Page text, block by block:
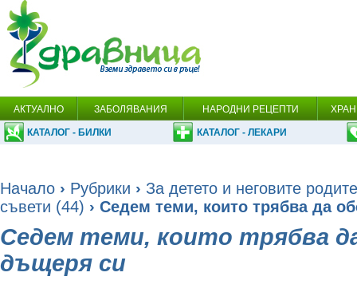
АКТУАЛНО ЗАБОЛЯВАНИЯ НАРОДНИ РЕЦЕПТИ
КАТАЛОГ - БИЛКИ КАТАЛОГ - ЛЕКАРИ
Начало › Рубрики › За детето и неговите
съвети (44) › Седем теми, които трябва да
Седем теми, които трябва
дъщеря си